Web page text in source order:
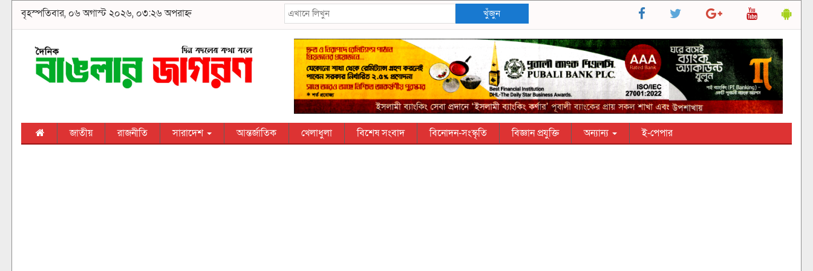
বৃহস্পতিবার, ০৬ অগাস্ট ২০২৬, ০৩:২৬ অপরাহ্ন খুঁজুন
জাতীয় রাজনীতি সারাদেশ আন্তর্জাতিক খেলাধুলা বিশেষ সংবাদ বিনোদন-সংস্কৃতি বিজ্ঞান প্রযুক্তি অন্যান্য ই-পেপার